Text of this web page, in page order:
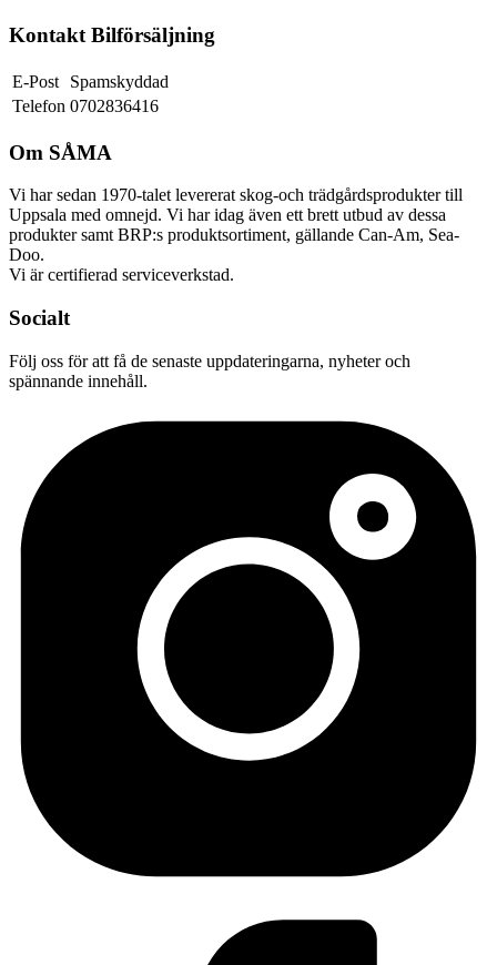
Kontakt Bilförsäljning
E-Post
Spamskyddad
Telefon 0702836416
Om SÅMA
Vi har sedan 1970-talet levererat skog-och trädgårdsprodukter till
Uppsala med omnejd. Vi har idag även ett brett utbud av dessa
produkter samt BRP:s produktsortiment, gällande Can-Am, Sea-
Doo.
Vi är certifierad serviceverkstad.
Socialt
Följ oss för att få de senaste uppdateringarna, nyheter och
spännande innehåll.